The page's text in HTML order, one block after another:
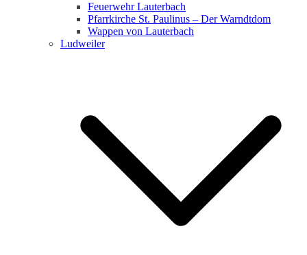
Feuerwehr Lauterbach
Pfarrkirche St. Paulinus – Der Warndtdom
Wappen von Lauterbach
Ludweiler